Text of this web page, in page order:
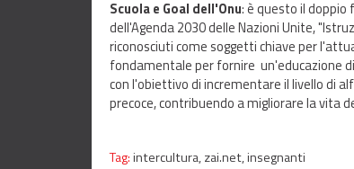
Scuola e Goal dell'Onu: è questo il doppio
dell'Agenda 2030 delle Nazioni Unite,
riconosciuti come soggetti chiave per
fondamentale per fornire un'educazione
con l'obiettivo di incrementare il livello di
precoce, contribuendo a migliorare la vita
Tag:intercultura,zai.net,insegnanti